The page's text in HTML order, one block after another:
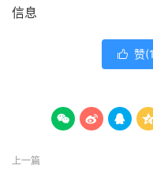
信息
 赞(1
  
上一篇